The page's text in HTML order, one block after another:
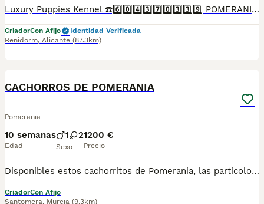
Luxury Puppies Kennel ☎️6️⃣0️⃣4️⃣3️⃣7️⃣0️⃣3️⃣3️⃣9️⃣ POMERANIA PURA RAZA OJOS AZULES EXOTICOS EXCLUSIVOS Somos centro canino y asesores caninos .PROFESIONALES 🤝. Todos nuestros cachorros se entregan con contrato y garantías . Luxury Puppies Kennel: Todos nuestros cachorros se entregan con contrato y previa reserva , siempre con garantías víricas y congenitas . Se entregan revisado veterinario * Contrato ,garantías víricas y congénitas 📝 * Cartilla sanitaria 🪪 * Vacunas al día .💉 * Revisión veterinaria 📋 *Informe previo a la entrega por el veterinario y exploración completa de tu cachorro ⛑️ que incluye : ✓collar cachorro 🐕 ✓ correa cachorro .🐕 ✓ juguete cachorro 🐕 correa y collar y jueguete ✓ pasaporte a nombre del nuevo propietario.📘 ✓ chip identificativo. 🏷️ ✓ Bolsa de pienso Tenemos también otras razas .Lulú pomerania ,bichón maltés coreano ,yorshire terrier ,chihuahua,caniches toy y enanos maltipoo apricot . Te buscamos tú cachorro por encargo .Haz tú reserva Pide tu cita📩 en el 604370339 Y dejanos tu contacto ☎️precios desde...Luxury Puppies Kennel ☎️6️⃣0️⃣4️⃣3️⃣7️⃣0️⃣3️⃣3️⃣9️⃣ Somos centro canino y asesores caninos .PROFESIONALES 🤝. Todos nuestros cachorros se entregan con contrato y garantías . Luxury Puppies Kennel: Todos nuestros cachorros se entregan con contrato y previa reserva , siempre con garantías víricas y congenitas . Se entregan revisado veterinario * Contrato ,garantías víricas y congénitas 📝 * Cartilla sanitaria 🪪 * Vacunas al día .💉 * Revisión veterinaria 📋 *Informe previo a la entrega por el veterinario y exploración completa de tu cachorro ⛑️ que incluye : ✓collar cachorro 🐕 ✓ correa cachorro .🐕 ✓ juguete cachorro 🐕 correa y collar y jueguete ✓ pasaporte a nombre del nuevo propietario.📘 ✓ chip identificativo. 🏷️ ✓ Bolsa de pienso Tenemos también otras razas .Lulú pomerania ,bichón maltés coreano ,yorshire terrier ,chihuahua,caniches toy y enanos maltipoo apricot . Te buscamos tú cachorro por encargo .Haz tú reserva Pide tu cita📩 en el 604370339 Y dejanos tu contacto ☎️precios desde...
CriadorCon Afijo
Identidad Verificada
Benidorm, Alicante (87.3km)
CACHORROS DE POMERANIA
Pomerania
10 semanas
Edad
1 2
Sexo
1200 €
Precio
Disponibles estos cachorritos de Pomerania, las particolor son hembras y el de color sable es un macho son unas bolitas adorables si quieres más información sobre ellos contacta con nosotros
CriadorCon Afijo
Santomera, Murcia (9.3km)